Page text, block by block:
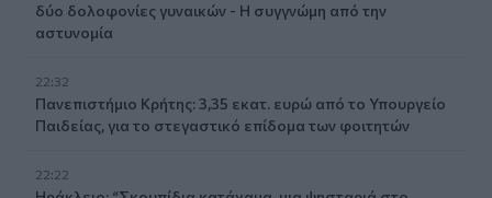
δύο δολοφονίες γυναικών - Η συγγνώμη από την
αστυνομία
22:32
Πανεπιστήμιο Κρήτης: 3,35 εκατ. ευρώ από το Υπουργείο
Παιδείας, για το στεγαστικό επίδομα των φοιτητών
22:22